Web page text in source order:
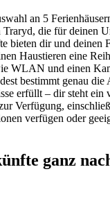
an 5
die für deinen
bieten dir und deinen
Haustieren eine
WLAN und einen
bestimmt genau
erfüllt – dir steht ein
Verfügung,
verfügen oder
ganz